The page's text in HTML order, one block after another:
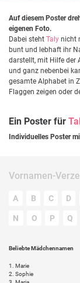
Auf diesem Poster
eigenen Foto.
Dabei steht Taly nicht
bunt und lebhaft ihr
darstellt, mit Hilfe der
und ganz nebenbei
gesamte Alphabet in
Flaggen zeigen oder
Ein Poster für
Individuelles Poster
Vornamen-
A B C D
N O P Q
Beliebte Mädchennamen
1. Marie
2. Sophie